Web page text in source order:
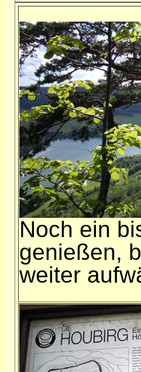
Noch ein
genießen,
weiter